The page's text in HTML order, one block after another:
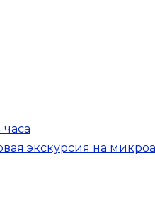
экскурсия на